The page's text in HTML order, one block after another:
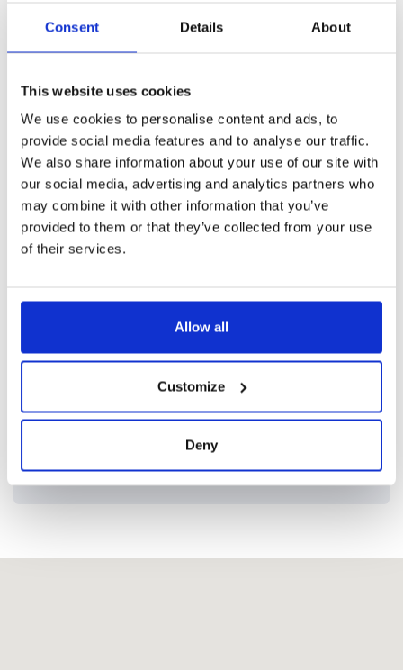
Consent Details About
This website uses cookies
We use cookies to personalise content and ads, to
provide social media features and to analyse our traffic.
We also share information about your use of our site with
our social media, advertising and analytics partners who
may combine it with other information that you’ve
provided to them or that they’ve collected from your use
of their services.
Allow all
Customize
Deny
La parada más cercana
METRO Můstek
Horario de apertura
Ma 10:00 – 20:00
Mi – Do 10:00 – 18:00
Precios de las entradas
CATEGORÍAS
COSTO
LA ENTRADA
CON PRAGUE
Adulto Gratis Gratis
Estudiante Gratis Gratis